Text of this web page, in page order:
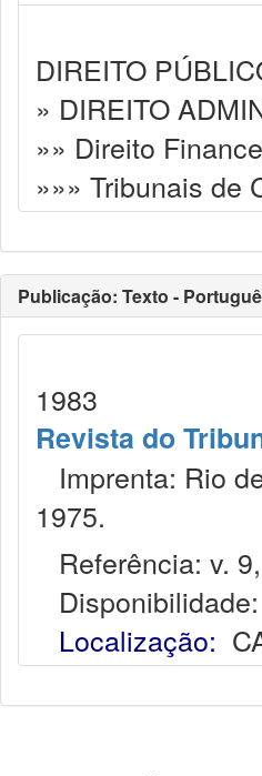
DIREITO
» DIREITO
»» Direito
»»» Tribunais de
Publicação: Texto -
1983
Revista do
Imprenta: Rio
1975.
Referência: v.
Disponibilidade:
Localização: